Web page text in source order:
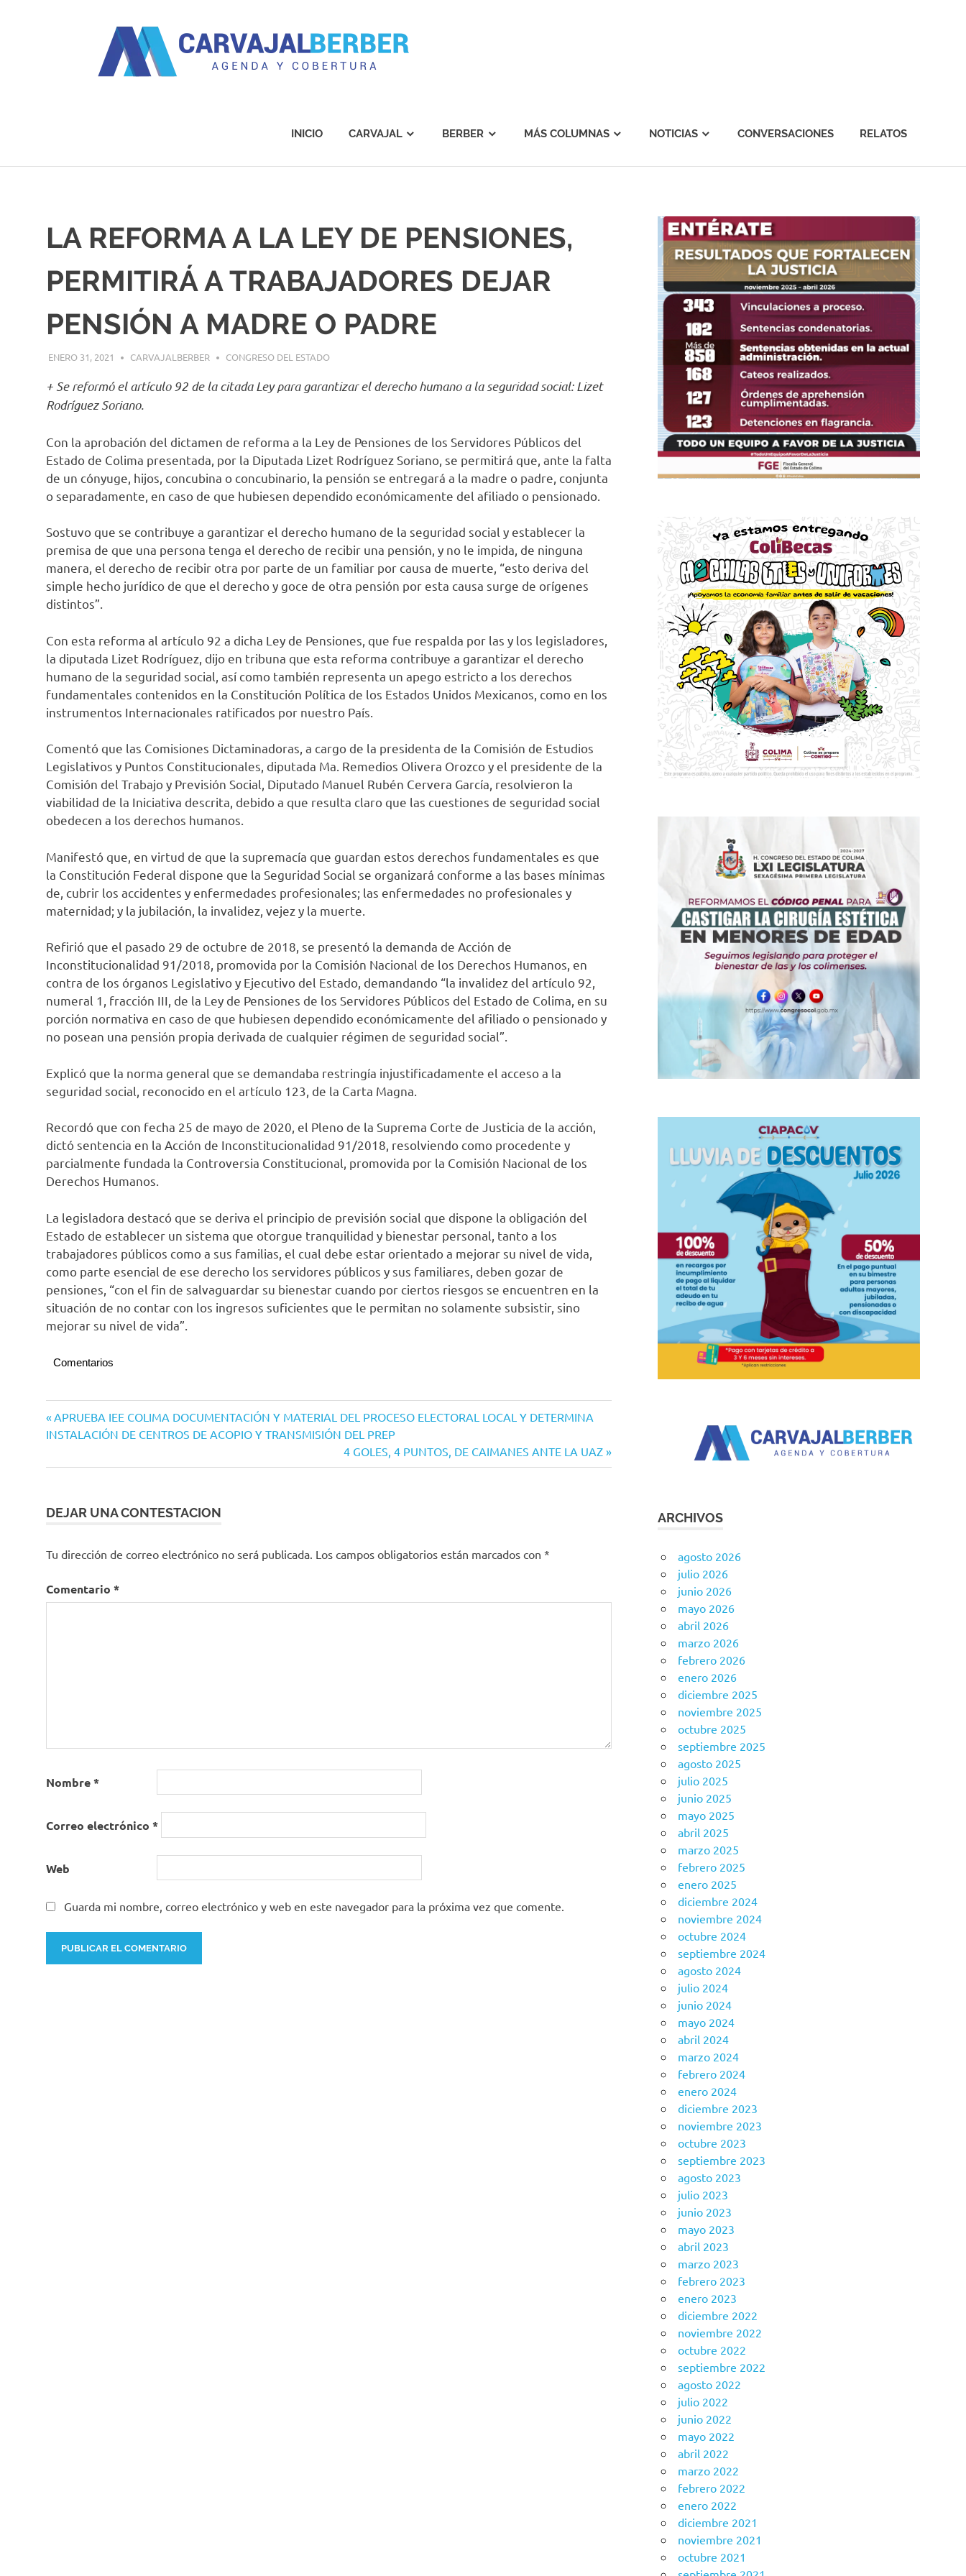
INICIO CARVAJAL BERBER MÁS COLUMNAS NOTICIAS CONVERSACIONES RELATOS
LA REFORMA A LA LEY DE PENSIONES,
PERMITIRÁ A TRABAJADORES DEJAR
PENSIÓN A MADRE O PADRE
ENERO 31, 2021 CARVAJALBERBER CONGRESO DEL ESTADO
+ Se reformó el artículo 92 de la citada Ley para garantizar el derecho humano a la seguridad social: Lizet
Rodríguez Soriano.
Con la aprobación del dictamen de reforma a la Ley de Pensiones de los Servidores Públicos del
Estado de Colima presentada, por la Diputada Lizet Rodríguez Soriano, se permitirá que, ante la falta
de un cónyuge, hijos, concubina o concubinario, la pensión se entregará a la madre o padre, conjunta
o separadamente, en caso de que hubiesen dependido económicamente del afiliado o pensionado.
Sostuvo que se contribuye a garantizar el derecho humano de la seguridad social y establecer la
premisa de que una persona tenga el derecho de recibir una pensión, y no le impida, de ninguna
manera, el derecho de recibir otra por parte de un familiar por causa de muerte, “esto deriva del
simple hecho jurídico de que el derecho y goce de otra pensión por esta causa surge de orígenes
distintos”.
Con esta reforma al artículo 92 a dicha Ley de Pensiones, que fue respalda por las y los legisladores,
la diputada Lizet Rodríguez, dijo en tribuna que esta reforma contribuye a garantizar el derecho
humano de la seguridad social, así como también representa un apego estricto a los derechos
fundamentales contenidos en la Constitución Política de los Estados Unidos Mexicanos, como en los
instrumentos Internacionales ratificados por nuestro País.
Comentó que las Comisiones Dictaminadoras, a cargo de la presidenta de la Comisión de Estudios
Legislativos y Puntos Constitucionales, diputada Ma. Remedios Olivera Orozco y el presidente de la
Comisión del Trabajo y Previsión Social, Diputado Manuel Rubén Cervera García, resolvieron la
viabilidad de la Iniciativa descrita, debido a que resulta claro que las cuestiones de seguridad social
obedecen a los derechos humanos.
Manifestó que, en virtud de que la supremacía que guardan estos derechos fundamentales es que
la Constitución Federal dispone que la Seguridad Social se organizará conforme a las bases mínimas
de, cubrir los accidentes y enfermedades profesionales; las enfermedades no profesionales y
maternidad; y la jubilación, la invalidez, vejez y la muerte.
Refirió que el pasado 29 de octubre de 2018, se presentó la demanda de Acción de
Inconstitucionalidad 91/2018, promovida por la Comisión Nacional de los Derechos Humanos, en
contra de los órganos Legislativo y Ejecutivo del Estado, demandando “la invalidez del artículo 92,
numeral 1, fracción III, de la Ley de Pensiones de los Servidores Públicos del Estado de Colima, en su
porción normativa en caso de que hubiesen dependido económicamente del afiliado o pensionado y
no posean una pensión propia derivada de cualquier régimen de seguridad social”.
Explicó que la norma general que se demandaba restringía injustificadamente el acceso a la
seguridad social, reconocido en el artículo 123, de la Carta Magna.
Recordó que con fecha 25 de mayo de 2020, el Pleno de la Suprema Corte de Justicia de la acción,
dictó sentencia en la Acción de Inconstitucionalidad 91/2018, resolviendo como procedente y
parcialmente fundada la Controversia Constitucional, promovida por la Comisión Nacional de los
Derechos Humanos.
La legisladora destacó que se deriva el principio de previsión social que dispone la obligación del
Estado de establecer un sistema que otorgue tranquilidad y bienestar personal, tanto a los
trabajadores públicos como a sus familias, el cual debe estar orientado a mejorar su nivel de vida,
como parte esencial de ese derecho los servidores públicos y sus familiares, deben gozar de
pensiones, “con el fin de salvaguardar su bienestar cuando por ciertos riesgos se encuentren en la
situación de no contar con los ingresos suficientes que le permitan no solamente subsistir, sino
mejorar su nivel de vida”.
Comentarios
del
Estado
Navegación
de
entradas
Entrada
anterior:
APRUEBA IEE COLIMA DOCUMENTACIÓN Y MATERIAL DEL PROCESO ELECTORAL LOCAL Y DETERMINA
INSTALACIÓN DE CENTROS DE ACOPIO Y TRANSMISIÓN DEL PREP
Siguiente
entrada:
4 GOLES, 4 PUNTOS, DE CAIMANES ANTE LA UAZ
DEJAR UNA CONTESTACION
Tu dirección de correo electrónico no será publicada. Los campos obligatorios están marcados con *
Comentario *
Nombre*
Correo electrónico *
Web
Guarda mi nombre, correo electrónico y web en este navegador para la próxima vez que comente.
ARCHIVOS
agosto 2026
julio 2026
junio 2026
mayo 2026
abril 2026
marzo 2026
febrero 2026
enero 2026
diciembre 2025
noviembre 2025
octubre 2025
septiembre 2025
agosto 2025
julio 2025
junio 2025
mayo 2025
abril 2025
marzo 2025
febrero 2025
enero 2025
diciembre 2024
noviembre 2024
octubre 2024
septiembre 2024
agosto 2024
julio 2024
junio 2024
mayo 2024
abril 2024
marzo 2024
febrero 2024
enero 2024
diciembre 2023
noviembre 2023
octubre 2023
septiembre 2023
agosto 2023
julio 2023
junio 2023
mayo 2023
abril 2023
marzo 2023
febrero 2023
enero 2023
diciembre 2022
noviembre 2022
octubre 2022
septiembre 2022
agosto 2022
julio 2022
junio 2022
mayo 2022
abril 2022
marzo 2022
febrero 2022
enero 2022
diciembre 2021
noviembre 2021
octubre 2021